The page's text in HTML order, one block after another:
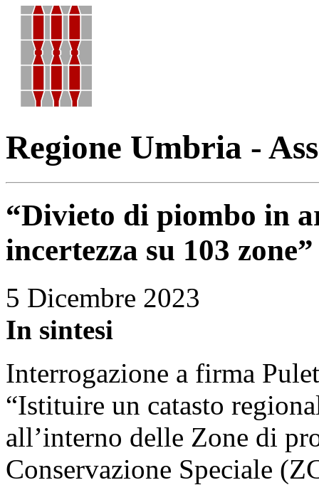
Regione Umbria -
“Divieto di piombo in
incertezza su 103 zone”
5 Dicembre 2023
In sintesi
Interrogazione a firma
“Istituire un catasto
all’interno delle Zone di
Conservazione Speciale